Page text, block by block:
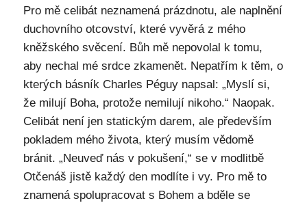
Pro mě celibát neznamená prázdnotu, ale naplnění
duchovního otcovství, které vyvěrá z mého
kněžského svěcení. Bůh mě nepovolal k tomu,
aby nechal mé srdce zkamenět. Nepatřím k těm, o
kterých básník Charles Péguy napsal: „Myslí si,
že milují Boha, protože nemilují nikoho.“ Naopak.
Celibát není jen statickým darem, ale především
pokladem mého života, který musím vědomě
bránit. „Neuveď nás v pokušení,“ se v modlitbě
Otčenáš jistě každý den modlíte i vy. Pro mě to
znamená spolupracovat s Bohem a bděle se